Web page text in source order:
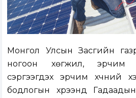
Монгол Улсын Засгийн
ногоон хөгжил, эрчим
сэргээгдэх эрчим хүчний
бодлогын хүрээнд